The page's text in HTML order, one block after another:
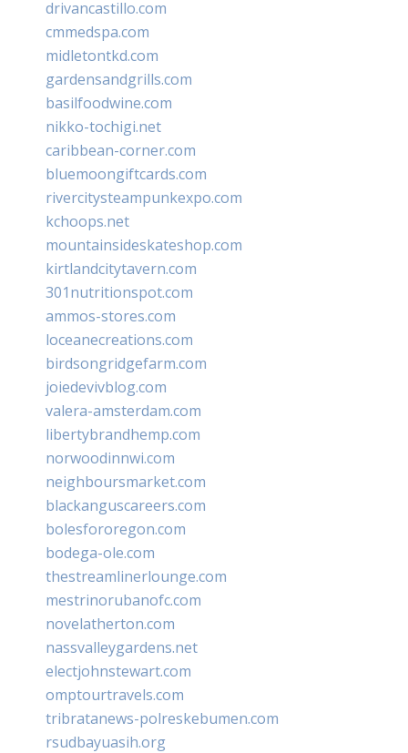
drivancastillo.com
cmmedspa.com
midletontkd.com
gardensandgrills.com
basilfoodwine.com
nikko-tochigi.net
caribbean-corner.com
bluemoongiftcards.com
rivercitysteampunkexpo.com
kchoops.net
mountainsideskateshop.com
kirtlandcitytavern.com
301nutritionspot.com
ammos-stores.com
loceanecreations.com
birdsongridgefarm.com
joiedevivblog.com
valera-amsterdam.com
libertybrandhemp.com
norwoodinnwi.com
neighboursmarket.com
blackanguscareers.com
bolesfororegon.com
bodega-ole.com
thestreamlinerlounge.com
mestrinorubanofc.com
novelatherton.com
nassvalleygardens.net
electjohnstewart.com
omptourtravels.com
tribratanews-polreskebumen.com
rsudbayuasih.org